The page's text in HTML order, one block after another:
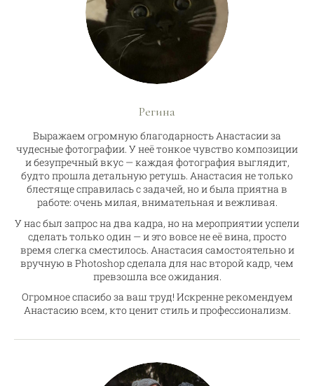
Регина
Выражаем огромную благодарность Анастасии за
чудесные фотографии. У неё тонкое чувство композиции
и безупречный вкус — каждая фотография выглядит,
будто прошла детальную ретушь. Анастасия не только
блестяще справилась с задачей, но и была приятна в
работе: очень милая, внимательная и вежливая.
У нас был запрос на два кадра, но на мероприятии успели
сделать только один — и это вовсе не её вина, просто
время слегка сместилось. Анастасия самостоятельно и
вручную в Photoshop сделала для нас второй кадр, чем
превзошла все ожидания.
Огромное спасибо за ваш труд! Искренне рекомендуем
Анастасию всем, кто ценит стиль и профессионализм.